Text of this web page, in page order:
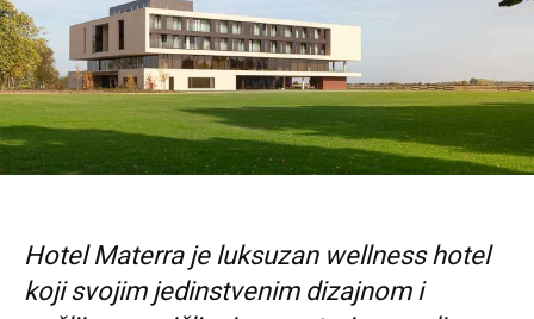
Hotel Materra je luksuzan wellness hotel
koji svojim jedinstvenim dizajnom i